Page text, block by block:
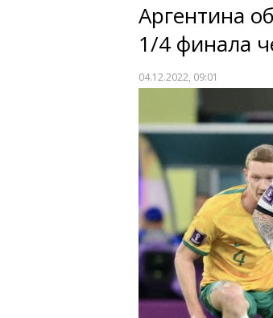
Аргентина
1/4 финала
04.12.2022, 09:01